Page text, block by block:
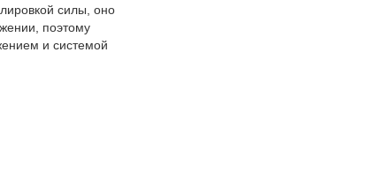
силы, оно
поэтому
и системой